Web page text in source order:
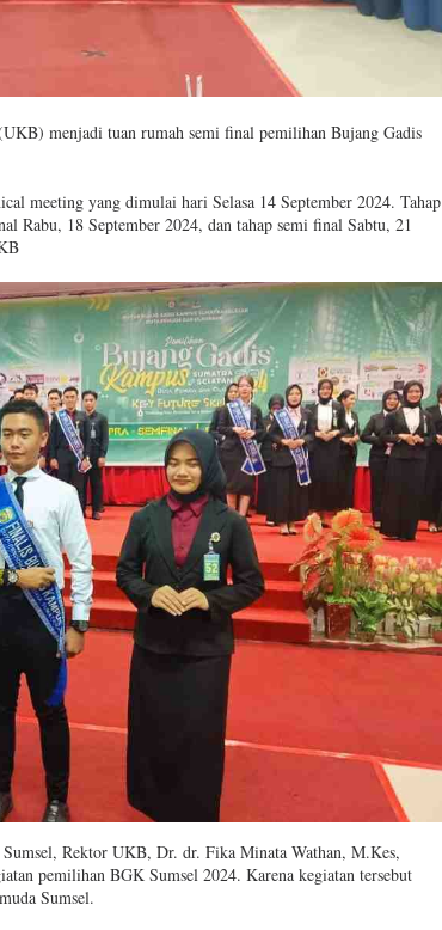
menjadi tuan rumah semi final pemilihan Bujang Gadis
meeting yang dimulai hari Selasa 14 September 2024. Tahap
Rabu, 18 September 2024, dan tahap semi final Sabtu, 21
Rektor UKB, Dr. dr. Fika Minata Wathan, M.Kes,
pemilihan BGK Sumsel 2024. Karena kegiatan tersebut
Sumsel.